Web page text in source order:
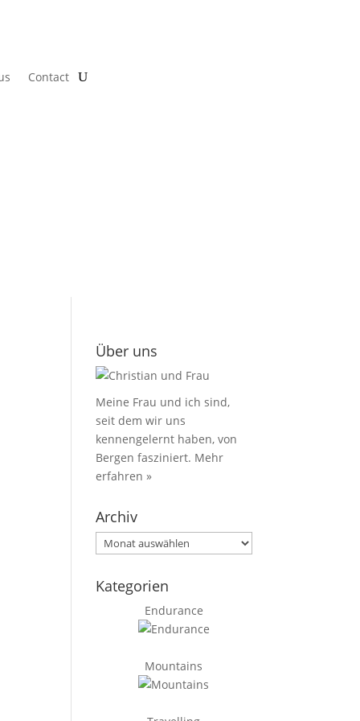
Contact
Über uns
Meine Frau und ich sind,
seit dem wir uns
kennengelernt haben, von
Bergen fasziniert. Mehr
erfahren »
Archiv
Archiv
Kategorien
Endurance
Mountains